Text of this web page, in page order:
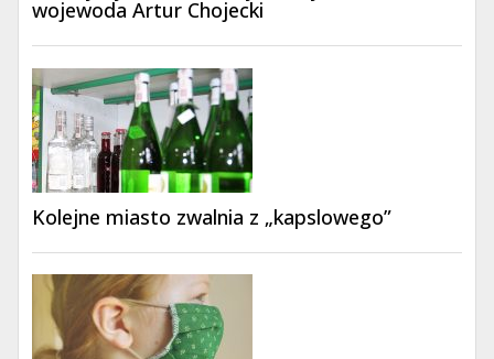
wojewoda Artur Chojecki
Kolejne miasto zwalnia z „kapslowego”